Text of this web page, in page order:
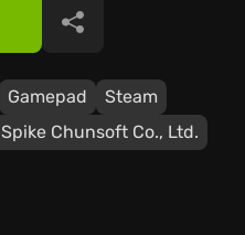
Gamepad
Steam
Spike Chunsoft Co., Ltd.
공유